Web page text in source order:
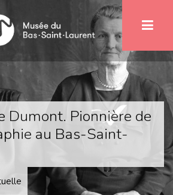
Dumont. Pionnière de
au Bas-Saint-